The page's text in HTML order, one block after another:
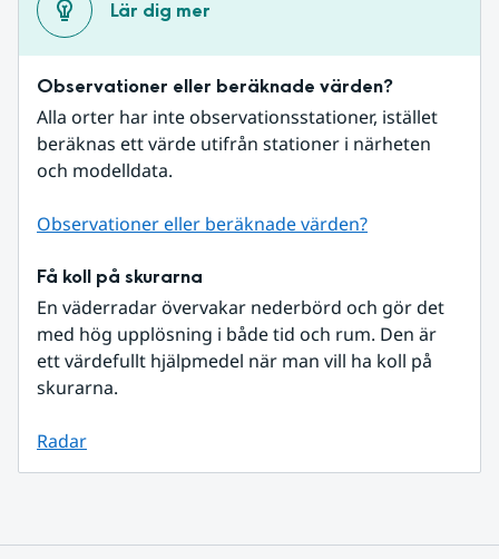
Lär dig mer
Observationer eller beräknade värden?
Alla orter har inte observationsstationer, istället
beräknas ett värde utifrån stationer i närheten
och modelldata.
Observationer eller beräknade värden?
Få koll på skurarna
En väderradar övervakar nederbörd och gör det
med hög upplösning i både tid och rum. Den är
ett värdefullt hjälpmedel när man vill ha koll på
skurarna.
Radar